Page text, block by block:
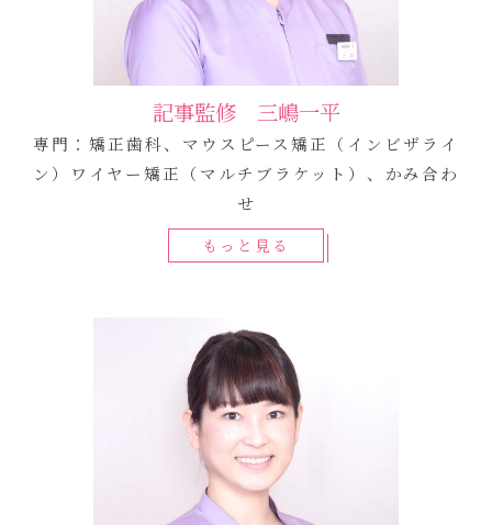
記事監修 三嶋一平
専門：矯正歯科、マウスピース矯正（インビザライ
ン）ワイヤー矯正（マルチブラケット）、かみ合わ
せ
もっと見る